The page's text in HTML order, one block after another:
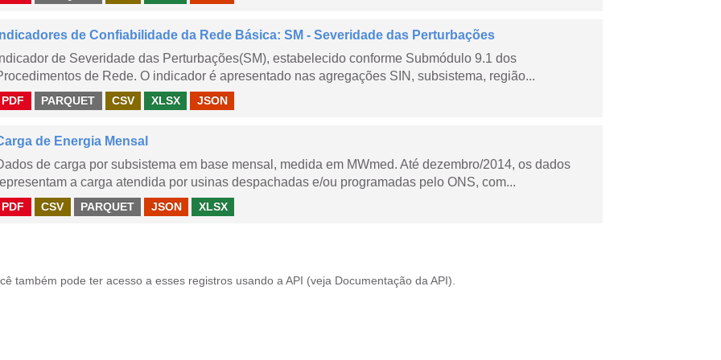
de Confiabilidade da Rede Básica: SM - Severidade das Perturbações
de Severidade das Perturbações(SM), estabelecido conforme Submódulo 9.1 dos
de Rede. O indicador é apresentado nas agregações SIN, subsistema, região...
PDF PARQUET CSV XLSX JSON
de Energia Mensal
de carga por subsistema em base mensal, medida em MWmed. Até dezembro/2014, os dados
a carga atendida por usinas despachadas e/ou programadas pelo ONS, com...
PDF CSV PARQUET JSON XLSX
também pode ter acesso a esses registros usando a API (veja Documentação da API ).